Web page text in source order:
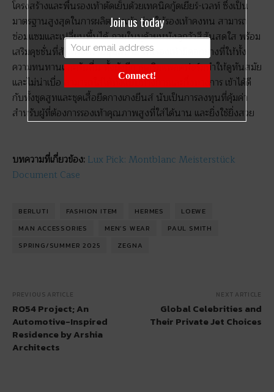
โครงสร้างและพื้นรองเท้าตัดเย็บด้วยเทคนิคกู้ดเยียร์-เวลท์ ซึ่งเป็น
มาตรฐานสูงสุดในการผลิตรองเท้า ช่วยให้รองเท้าคงทน สามารถ
ซ่อมแซมและเปลี่ยนพื้นได้ ภายในบุด้วยหนังลูกวัวสีสันสดใส พร้อม
เสริมคุชชั่นที่ส้นเพื่อความนุ่มสบาย พื้นรองเท้ามีดอกยางที่ให้ทั้ง
ความทนทานและกันลื่น ทั้งยังมีการเสริมแพลตฟอร์มทำให้ดูทันสมัย
และไม่น่าเบื่อ สามารถใส่ได้ทั้งแบบทางการและกึ่งทางการ เข้าได้ดี
กับทั้งชุดสูทและชุดเสื้อยืดกางเกงยีนส์ นับเป็นการลงทุนที่คุ้มค่า
สำหรับผู้ที่ต้องการรองเท้าคุณภาพสูงที่ใส่ได้นาน และยิ่งใช้ยิ่งสวย
บทความที่เกี่ยวข้อง: Lux Pick: Montblanc Meisterstück
Document Case
BERLUTI FASHION ITEM HERMES
LOEWE
MAN ACCESSORIES
MEN’S WEAR
PAUL SMITH
SPRING/SUMMER 2025
ZEGNA
PREVIOUS ARTICLE
RO54 Project; An
Automotive-Inspired
Residence by Arshia
Architects
NEXT ARTICLE
Global Celebrities and
Their Private Jet Choices
Join us today
Connect!